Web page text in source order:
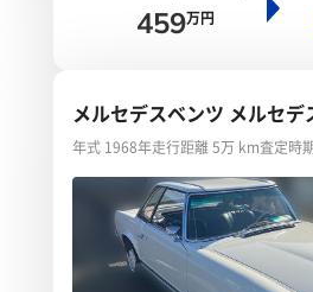
459万円
メルセデスベンツ メルセデ
年式 1968年走行距離 5万 km査定時